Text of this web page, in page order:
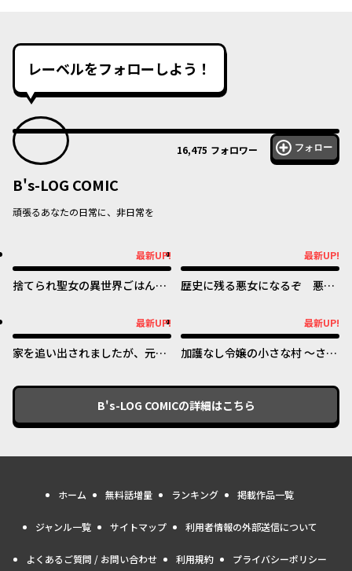
レーベルをフォローしよう！
16,475 フォロワー フォロー
B's-LOG COMIC
頑張るあなたの日常に、非日常を
最新UP!
捨てられ聖女の異世界ごはん
最新UP!
歴史に残る悪女になるぞ 悪役
最新UP!
家を追い出されましたが、元気
法と前世知識で快適便利なセカ
最新UP!
加護なし令嬢の小さな村 ～さ
～
B's-LOG COMICの詳細はこちら
ホーム 無料話増量 ランキング 掲載作品一覧
ジャンル一覧 サイトマップ 利用者情報の外部送信について
よくあるご質問 / お問い合わせ 利用規約 プライバシーポリシー